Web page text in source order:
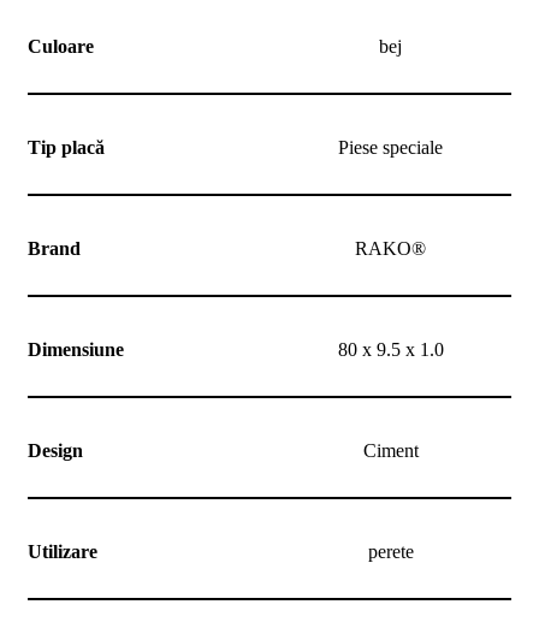
Despre
Contact
partener
Culoare bej
Tip placă Piese speciale
Brand RAKO®
Dimensiune 80 x 9.5 x 1.0
Design Ciment
Utilizare perete